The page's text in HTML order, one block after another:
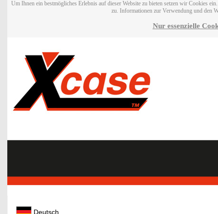
Um Ihnen ein bestmögliches Erlebnis auf dieser Website zu bieten setzen wir Cookies
zu. Informationen zur Verwendung und den
Nur essenzielle
Deutsch